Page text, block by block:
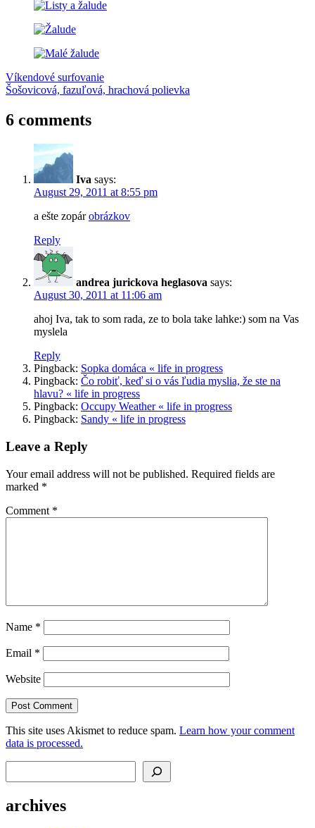
ateizmushurikánIrenažalude
Post
navigation
Previous
Post:
Víkendové surfovanie
Next
Šošovicová, fazuľová, hrachová polievka
6 comments
Iva says:
August 29, 2011 at 8:55 pm
a ešte zopárobrázkov
Reply
andrea jurickova heglasova says:
August 30, 2011 at 11:06 am
ahoj Iva, tak to som rada, ze to bola take lahke:) som na Vas
myslela
Reply
Pingback: Sopka domáca « life in progress
Pingback: Čo robiť, keď si o vás ľudia myslia, že ste na
hlavu? « life in progress
Pingback: Occupy Weather « life in progress
Pingback: Sandy « life in progress
Leave a Reply
Your email address will not be published. Required fields are
marked *
Comment *
Name *
Email *
Website
This site uses Akismet to reduce spam. Learn how your comment
data is processed.
archives